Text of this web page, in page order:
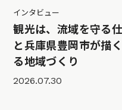
インタビュー
観光は、流域を守る
と兵庫県豊岡市が描
る地域づくり
2026.07.30